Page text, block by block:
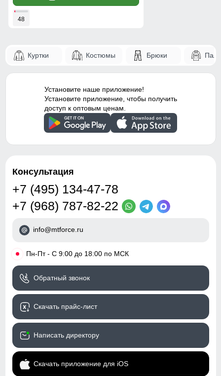
48
Куртки Костюмы Брюки
Установите наше приложение!
Установите приложение, чтобы получить
доступ к оптовым ценам.
Консультация
+7 (495) 134-47-78
+7 (968) 787-82-22
info@mtforce.ru
• Пн-Пт - С 9:00 до 18:00 по МСК
Обратный звонок
Скачать прайс-лист
Написать директору
Скачать приложение для iOS